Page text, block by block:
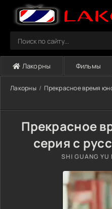
Лакорны Фильмы
Лакорны Прекрасное время
Прекрасное
серия с
SHI GUANG YU